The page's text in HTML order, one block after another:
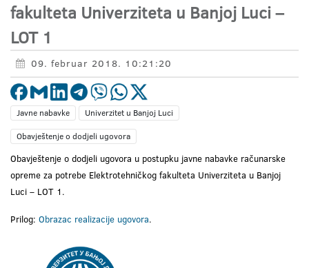
fakulteta Univerziteta u Banjoj Luci –
LOT 1
09. februar 2018. 10:21:20
Javne nabavke
Univerzitet u Banjoj Luci
Obavještenje o dodjeli ugovora
Obavještenje o dodjeli ugovora u postupku javne nabavke računarske
opreme za potrebe Elektrotehničkog fakulteta Univerziteta u Banjoj
Luci – LOT 1.
Prilog: Obrazac realizacije ugovora.